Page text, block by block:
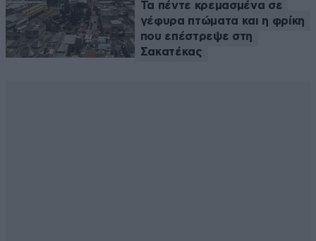
Τα πέντε κρεμασμένα σε
γέφυρα πτώματα και η φρίκη
που επέστρεψε στη
Σακατέκας